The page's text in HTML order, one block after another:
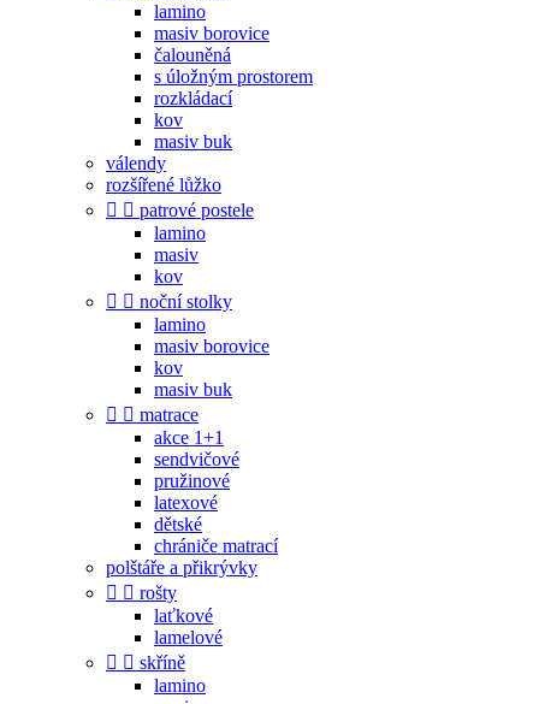
lamino
masiv borovice
čalouněná
s úložným prostorem
rozkládací
kov
masiv buk
válendy
rozšířené lůžko
  patrové postele
lamino
masiv
kov
  noční stolky
lamino
masiv borovice
kov
masiv buk
  matrace
akce 1+1
sendvičové
pružinové
latexové
dětské
chrániče matrací
polštáře a přikrývky
  rošty
laťkové
lamelové
  skříně
lamino